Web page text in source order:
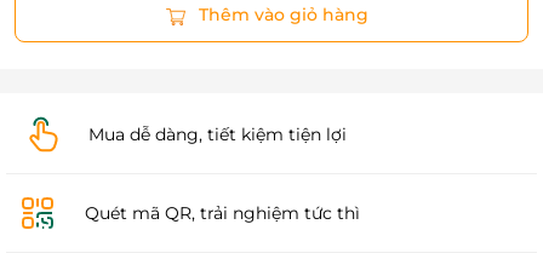
Thêm vào giỏ hàng
Mua dễ dàng, tiết kiệm tiện lợi
Quét mã QR, trải nghiệm tức thì